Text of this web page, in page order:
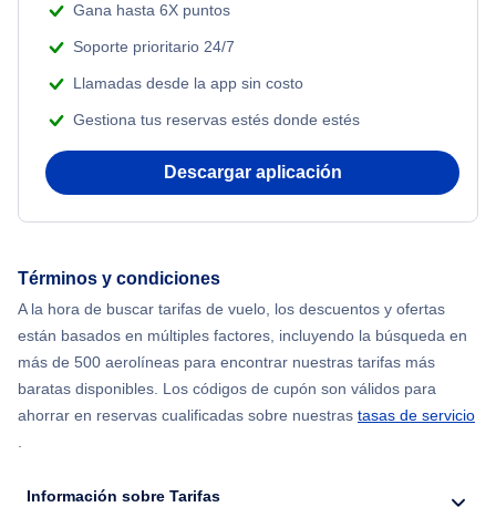
Flights Under $99
Adventure Vacations
Beach Vacations
Gana hasta 6X puntos
Soporte prioritario 24/7
Llamadas desde la app sin costo
Gestiona tus reservas estés donde estés
Descargar aplicación
Términos y condiciones
A la hora de buscar tarifas de vuelo, los descuentos y ofertas
están basados en múltiples factores, incluyendo la búsqueda en
más de 500 aerolíneas para encontrar nuestras tarifas más
baratas disponibles. Los códigos de cupón son válidos para
ahorrar en reservas cualificadas sobre nuestras tasas de servicio
.
Información sobre Tarifas